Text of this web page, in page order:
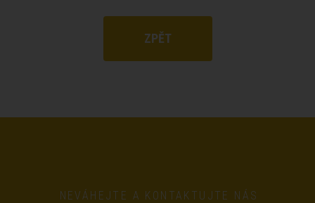
ZPĚT
NEVÁHEJTE A KONTAKTUJTE NÁS